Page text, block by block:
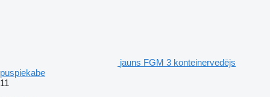
jauns FGM 3 konteinervedējs
puspiekabe
11